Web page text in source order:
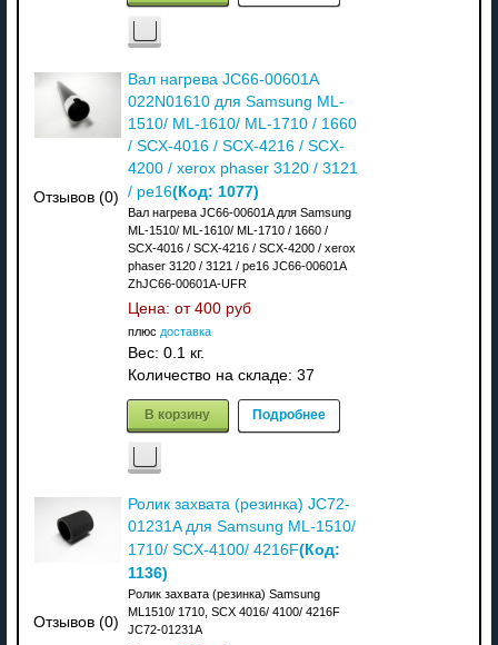
Отзывов (0)
Вал нагрева JC66-00601A
022N01610 для Samsung ML-
1510/ ML-1610/ ML-1710 / 1660
/ SCX-4016 / SCX-4216 / SCX-
4200 / xerox phaser 3120 / 3121
/ pe16(Код: 1077)
Вал нагрева JC66-00601A для Samsung
ML-1510/ ML-1610/ ML-1710 / 1660 /
SCX-4016 / SCX-4216 / SCX-4200 / xerox
phaser 3120 / 3121 / pe16 JC66-00601A
ZhJC66-00601A-UFR
Цена: от 400 руб
плюс доставка
Вес: 0.1 кг.
Количество на складе: 37
В корзину Подробнее
Отзывов (0)
Ролик захвата (резинка) JC72-
01231A для Samsung ML-1510/
1710/ SCX-4100/ 4216F(Код:
1136)
Ролик захвата (резинка) Samsung
ML1510/ 1710, SCX 4016/ 4100/ 4216F
JC72-01231A